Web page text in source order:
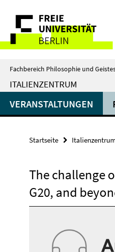
direkt
Inhalt
Service-
Navigation
Fachbereich Philosophie und
ITALIENZENTRUM
VERANSTALTUNGEN
Startseite
The challenge
G20, and